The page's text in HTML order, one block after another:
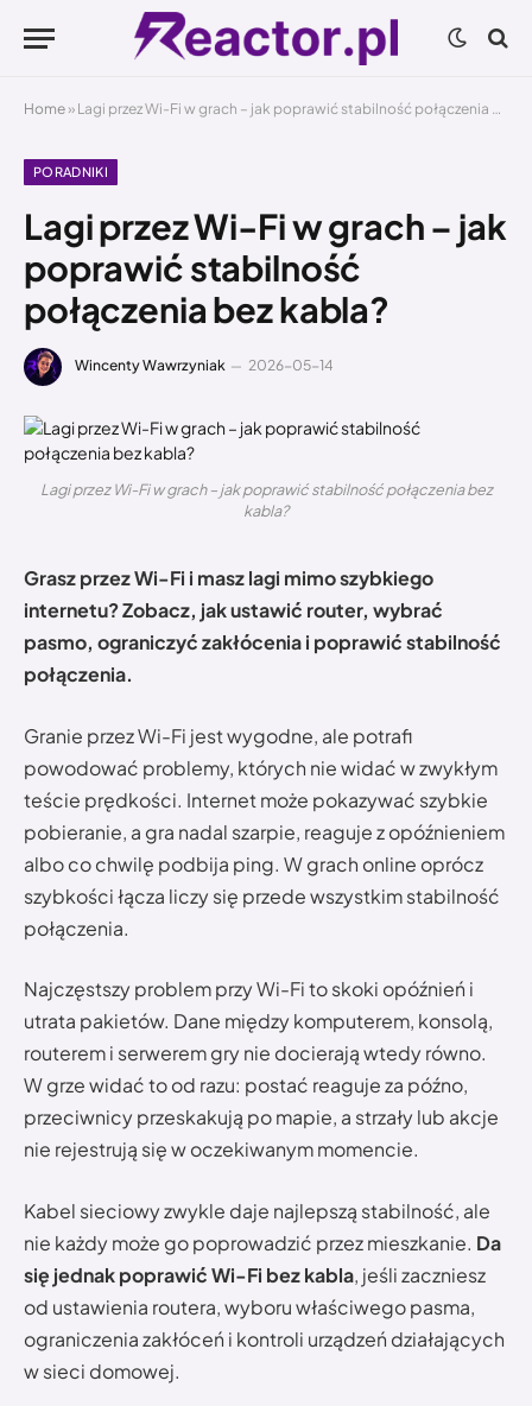
Home » Lagi przez Wi-Fi w grach – jak poprawić stabilność połączenia bez kabla?
PORADNIKI
Lagi przez Wi-Fi w grach – jak
poprawić stabilność
połączenia bez kabla?
Wincenty Wawrzyniak 2026-05-14
Lagi przez Wi-Fi w grach – jak poprawić stabilność połączenia bez
kabla?
Grasz przez Wi-Fi i masz lagi mimo szybkiego
internetu? Zobacz, jak ustawić router, wybrać
pasmo, ograniczyć zakłócenia i poprawić stabilność
połączenia.
Granie przez Wi-Fi jest wygodne, ale potrafi
powodować problemy, których nie widać w zwykłym
teście prędkości. Internet może pokazywać szybkie
pobieranie, a gra nadal szarpie, reaguje z opóźnieniem
albo co chwilę podbija ping. W grach online oprócz
szybkości łącza liczy się przede wszystkim stabilność
połączenia.
Najczęstszy problem przy Wi-Fi to skoki opóźnień i
utrata pakietów. Dane między komputerem, konsolą,
routerem i serwerem gry nie docierają wtedy równo.
W grze widać to od razu: postać reaguje za późno,
przeciwnicy przeskakują po mapie, a strzały lub akcje
nie rejestrują się w oczekiwanym momencie.
Kabel sieciowy zwykle daje najlepszą stabilność, ale
nie każdy może go poprowadzić przez mieszkanie. Da
się jednak poprawić Wi-Fi bez kabla, jeśli zaczniesz
od ustawienia routera, wyboru właściwego pasma,
ograniczenia zakłóceń i kontroli urządzeń działających
w sieci domowej.